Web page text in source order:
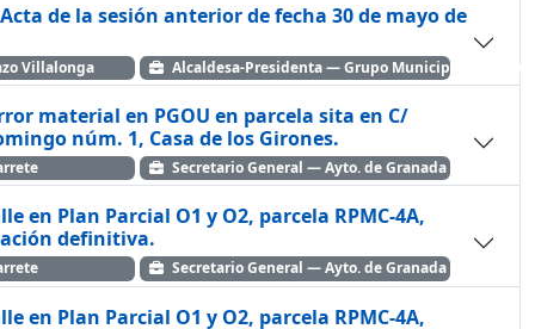
de la sesión anterior de fecha 30 de mayo de
Villalonga Alcaldesa-Presidenta — Grupo Municipal Popular
material en PGOU en parcela sita en C/
núm. 1, Casa de los Girones.
Secretario General — Ayto. de Granada
en Plan Parcial O1 y O2, parcela RPMC-4A,
definitiva.
Secretario General — Ayto. de Granada
en Plan Parcial O1 y O2, parcela RPMC-4A,